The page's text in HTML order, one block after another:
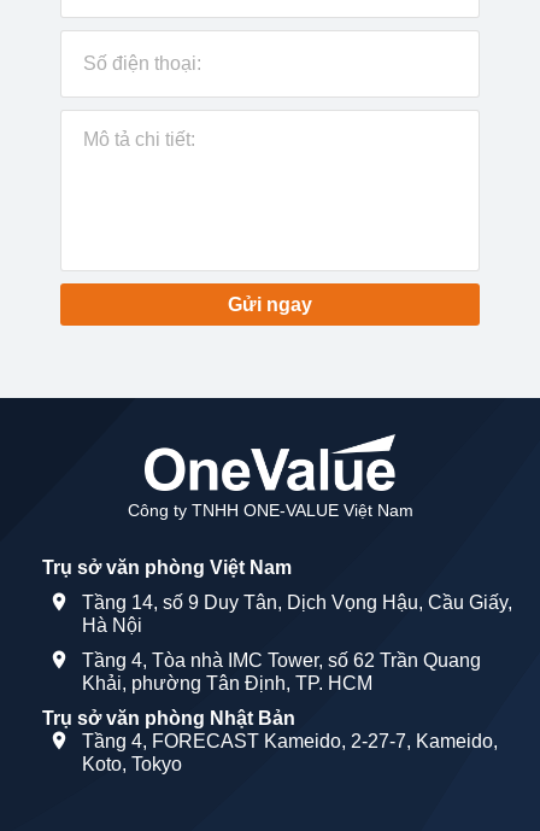
Gửi ngay
Công ty TNHH ONE-VALUE Việt Nam
Trụ sở văn phòng Việt Nam
Tầng 14, số 9 Duy Tân, Dịch Vọng Hậu, Cầu Giấy,
Hà Nội
Tầng 4, Tòa nhà IMC Tower, số 62 Trần Quang
Khải, phường Tân Định, TP. HCM
Trụ sở văn phòng Nhật Bản
Tầng 4, FORECAST Kameido, 2-27-7, Kameido,
Koto, Tokyo